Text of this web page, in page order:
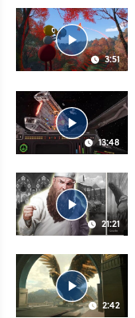
3:51
13:48
21:21
2:42